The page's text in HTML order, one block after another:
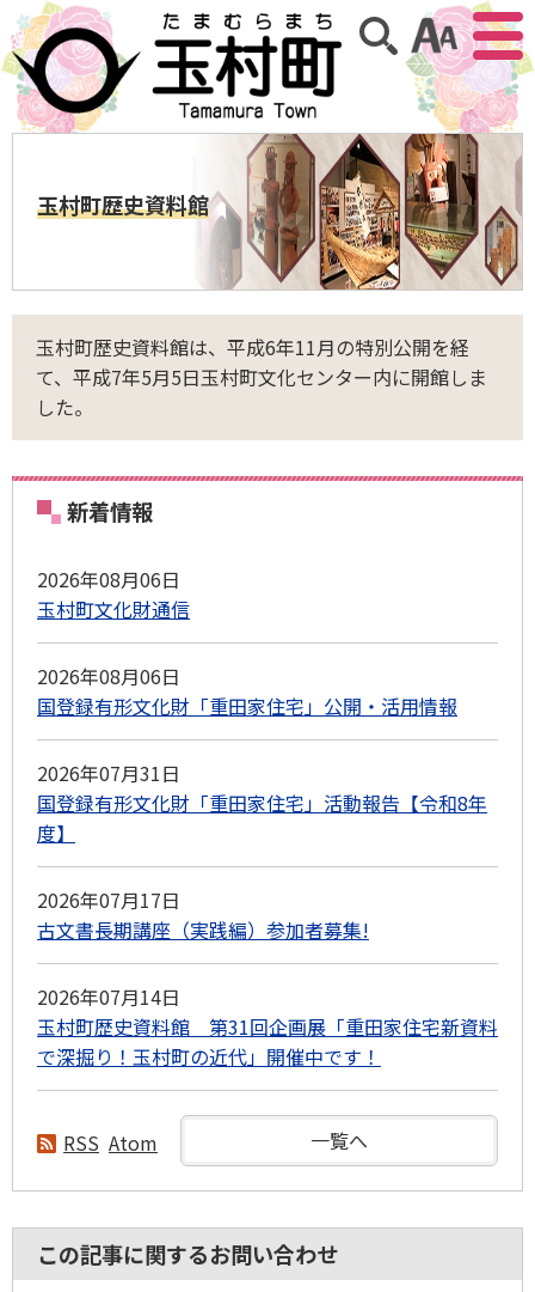
アクセ
サイト内検索
玉村町歴史資料館
玉村町歴史資料館は、平成6年11月の特別公開を経
て、平成7年5月5日玉村町文化センター内に開館しま
した。
新着情報
2026年08月06日
玉村町文化財通信
2026年08月06日
国登録有形文化財「重田家住宅」公開・活用情報
2026年07月31日
国登録有形文化財「重田家住宅」活動報告【令和8年
度】
2026年07月17日
古文書長期講座（実践編）参加者募集!
2026年07月14日
玉村町歴史資料館 第31回企画展「重田家住宅新資料
で深掘り！玉村町の近代」開催中です！
一覧へ
RSS Atom
この記事に関するお問い合わせ